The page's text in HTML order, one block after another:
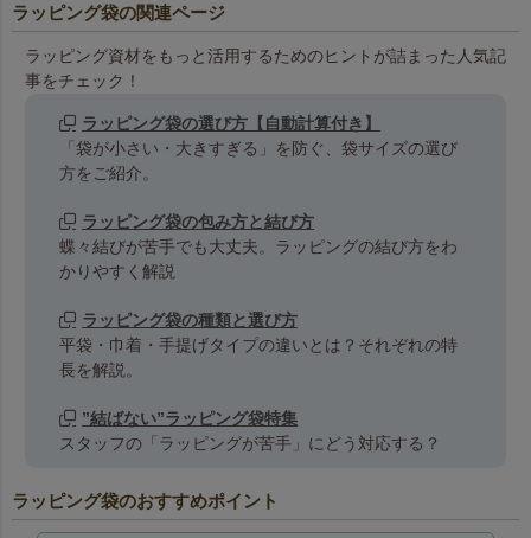
ラッピング袋の関連ページ
ラッピング資材をもっと活用するためのヒントが詰まった人気記
事をチェック！
ラッピング袋の選び方【自動計算付き】
「袋が小さい・大きすぎる」を防ぐ、袋サイズの選び
方をご紹介。
ラッピング袋の包み方と結び方
蝶々結びが苦手でも大丈夫。ラッピングの結び方をわ
かりやすく解説
ラッピング袋の種類と選び方
平袋・巾着・手提げタイプの違いとは？それぞれの特
長を解説。
”結ばない”ラッピング袋特集
スタッフの「ラッピングが苦手」にどう対応する？
ラッピング袋のおすすめポイント